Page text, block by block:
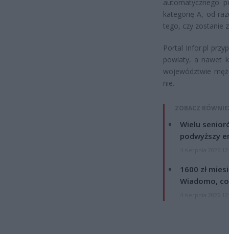
automatycznego
kategorię A, od
tego, czy zostanie
Portal Infor.pl
powiaty, a nawet
województwie
nie.
ZOBACZ
Wielu
podwyższy
1600 zł
Wiadomo,